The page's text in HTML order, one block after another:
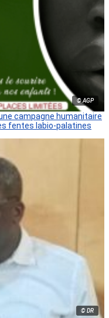
© AGP
campagne humanitaire
fentes labio-palatines
© DR